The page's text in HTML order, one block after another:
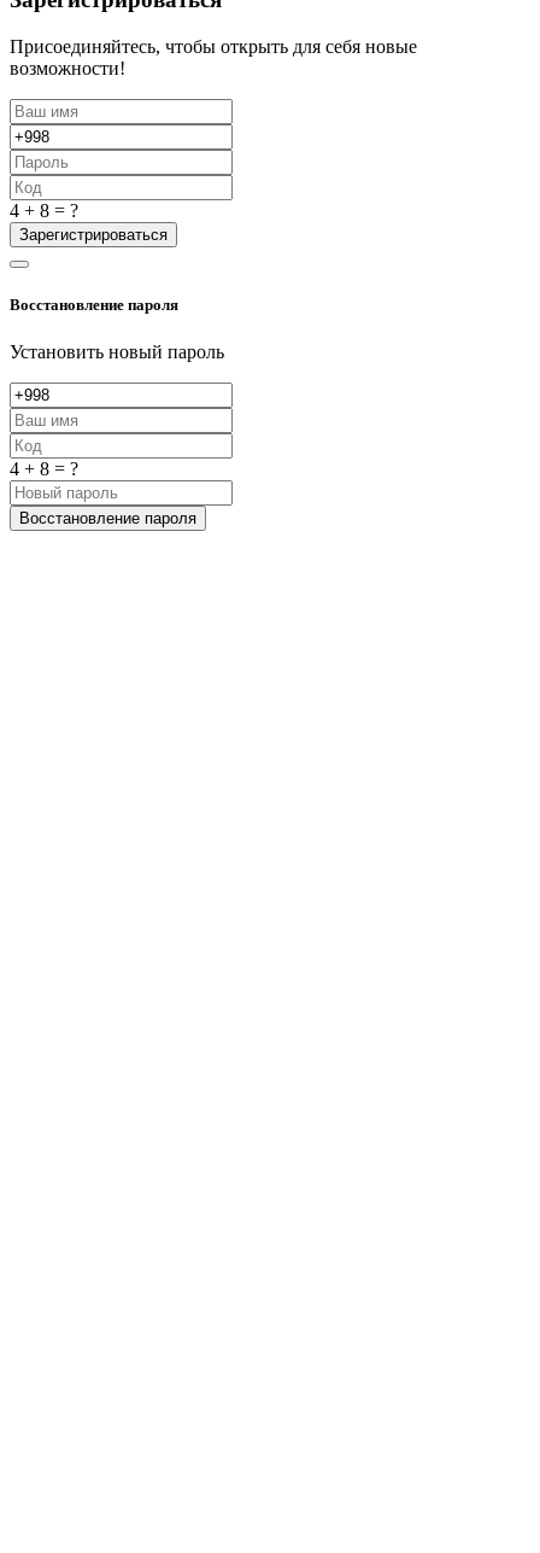
Присоединяйтесь, чтобы открыть для себя новые
возможности!
4 + 8 = ?
Зарегистрироваться
Восстановление пароля
Установить новый пароль
4 + 8 = ?
Восстановление пароля